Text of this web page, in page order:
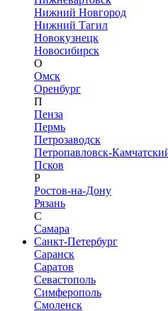
Нижний Новгород
Нижний Тагил
Новокузнецк
Новосибирск
О
Омск
Оренбург
П
Пенза
Пермь
Петрозаводск
Петропавловск-
Псков
Р
Ростов-на-Дону
Рязань
С
Самара
Санкт-Петербург
Саранск
Саратов
Севастополь
Симферополь
Смоленск